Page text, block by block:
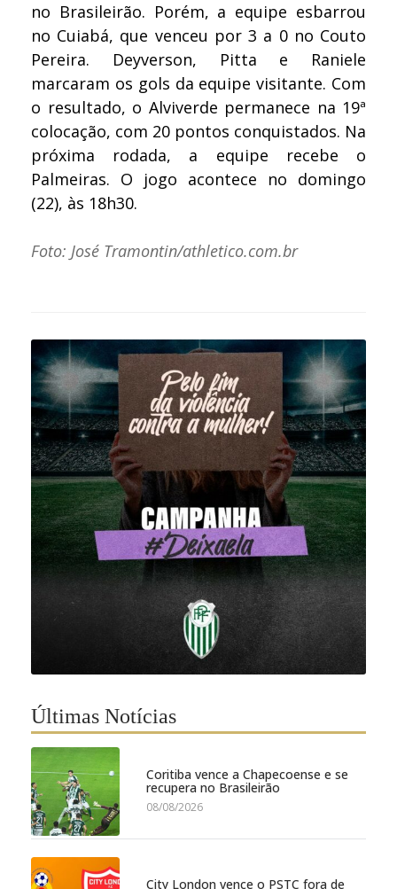
no Brasileirão. Porém, a equipe esbarrou
no Cuiabá, que venceu por 3 a 0 no Couto
Pereira. Deyverson, Pitta e Raniele
marcaram os gols da equipe visitante. Com
o resultado, o Alviverde permanece na 19ª
colocação, com 20 pontos conquistados. Na
próxima rodada, a equipe recebe o
Palmeiras. O jogo acontece no domingo
(22), às 18h30.
Foto: José Tramontin/athletico.com.br
Últimas Notícias
Coritiba vence a Chapecoense e se
recupera no Brasileirão
08/08/2026
City London vence o PSTC fora de